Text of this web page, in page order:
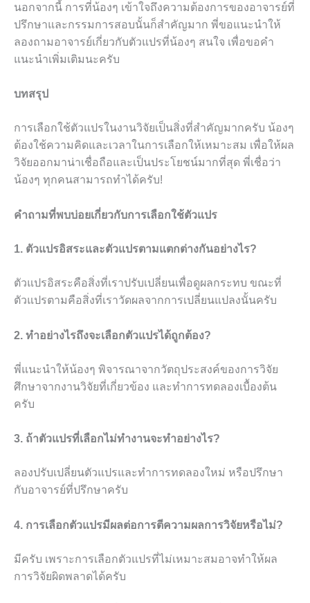
นอกจากนี้ การที่น้องๆ เข้าใจถึงความต้องการของอาจารย์ที่
ปรึกษาและกรรมการสอบนั้นก็สำคัญมาก พี่ขอแนะนำให้
ลองถามอาจารย์เกี่ยวกับตัวแปรที่น้องๆ สนใจ เพื่อขอคำ
แนะนำเพิ่มเติมนะครับ
บทสรุป
การเลือกใช้ตัวแปรในงานวิจัยเป็นสิ่งที่สำคัญมากครับ น้องๆ
ต้องใช้ความคิดและเวลาในการเลือกให้เหมาะสม เพื่อให้ผล
วิจัยออกมาน่าเชื่อถือและเป็นประโยชน์มากที่สุด พี่เชื่อว่า
น้องๆ ทุกคนสามารถทำได้ครับ!
คำถามที่พบบ่อยเกี่ยวกับการเลือกใช้ตัวแปร
1. ตัวแปรอิสระและตัวแปรตามแตกต่างกันอย่างไร?
ตัวแปรอิสระคือสิ่งที่เราปรับเปลี่ยนเพื่อดูผลกระทบ ขณะที่
ตัวแปรตามคือสิ่งที่เราวัดผลจากการเปลี่ยนแปลงนั้นครับ
2. ทำอย่างไรถึงจะเลือกตัวแปรได้ถูกต้อง?
พี่แนะนำให้น้องๆ พิจารณาจากวัตถุประสงค์ของการวิจัย
ศึกษาจากงานวิจัยที่เกี่ยวข้อง และทำการทดลองเบื้องต้น
ครับ
3. ถ้าตัวแปรที่เลือกไม่ทำงานจะทำอย่างไร?
ลองปรับเปลี่ยนตัวแปรและทำการทดลองใหม่ หรือปรึกษา
กับอาจารย์ที่ปรึกษาครับ
4. การเลือกตัวแปรมีผลต่อการตีความผลการวิจัยหรือไม่?
มีครับ เพราะการเลือกตัวแปรที่ไม่เหมาะสมอาจทำให้ผล
การวิจัยผิดพลาดได้ครับ